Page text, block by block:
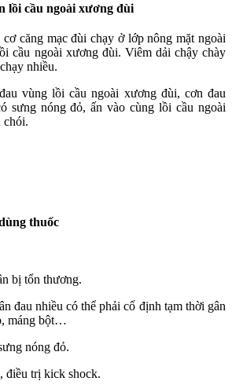
lồi cầu ngoài xương đùi
căng mạc đùi chạy ở lớp nông mặt ngoài
cầu ngoài xương đùi. Viêm dải chậy chày
nhiều.
vùng lồi cầu ngoài xương đùi, cơn đau
sưng nóng đỏ, ấn vào cùng lồi cầu ngoài
chói.
thuốc
bị tổn thương.
đau nhiều có thể phải cố định tạm thời gân
máng bột…
nóng đỏ.
điều trị kick shock.